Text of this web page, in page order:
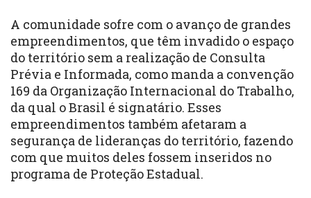
A comunidade sofre com o avanço de grandes
empreendimentos, que têm invadido o espaço
do território sem a realização de Consulta
Prévia e Informada, como manda a convenção
169 da Organização Internacional do Trabalho,
da qual o Brasil é signatário. Esses
empreendimentos também afetaram a
segurança de lideranças do território, fazendo
com que muitos deles fossem inseridos no
programa de Proteção Estadual.